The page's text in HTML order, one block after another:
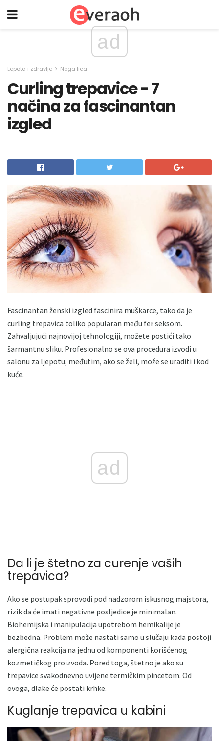
ad
Lepota i zdravlje Nega lica
Curling trepavice - 7
načina za fascinantan
izgled
Fascinantan ženski izgled fascinira muškarce, tako da je
curling trepavica toliko popularan među fer seksom.
Zahvaljujući najnovijoj tehnologiji, možete postići tako
šarmantnu sliku. Profesionalno se ova procedura izvodi u
salonu za ljepotu, međutim, ako se želi, može se uraditi i kod
kuće.
ad
Da li je štetno za curenje vaših
trepavica?
Ako se postupak sprovodi pod nadzorom iskusnog majstora,
rizik da će imati negativne posljedice je minimalan.
Biohemijska i manipulacija upotrebom hemikalije je
bezbedna. Problem može nastati samo u slučaju kada postoji
alergična reakcija na jednu od komponenti korišćenog
kozmetičkog proizvoda. Pored toga, štetno je ako su
trepavice svakodnevno uvijene termičkim pincetom. Od
ovoga, dlake će postati krhke.
Kuglanje trepavica u kabini